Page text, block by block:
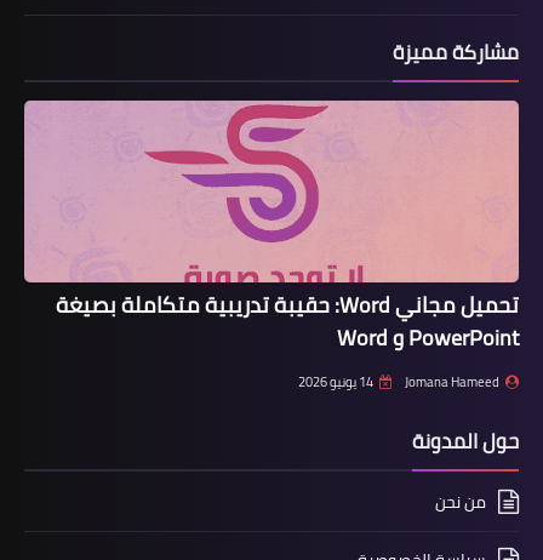
مشاركة مميزة
تحميل مجاني Word: حقيبة تدريبية متكاملة بصيغة
PowerPoint و Word
Jomana Hameed 14 يونيو 2026
حول المدونة
من نحن